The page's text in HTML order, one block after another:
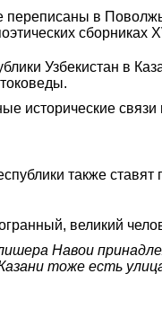
переписаны в
сборниках
Узбекистан в
исторические
также ставят
великий
Навои
тоже есть